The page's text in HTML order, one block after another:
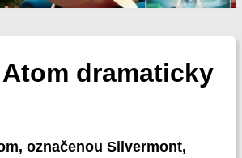
dramaticky
označenou Silvermont,